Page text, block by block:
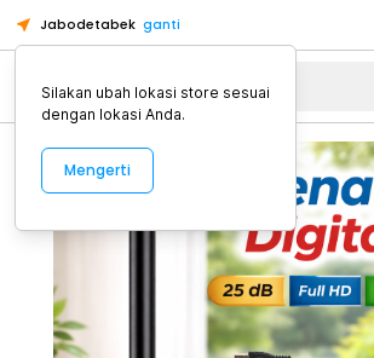
Jabodetabek ganti
Alat Kopi
Silakan ubah lokasi store sesuai
dengan lokasi Anda.
Mengerti